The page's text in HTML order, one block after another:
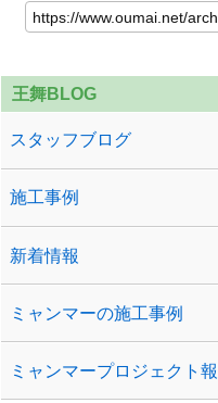
王舞BLOG
スタッフブログ
施工事例
新着情報
ミャンマーの施工事例
ミャンマープロジェクト